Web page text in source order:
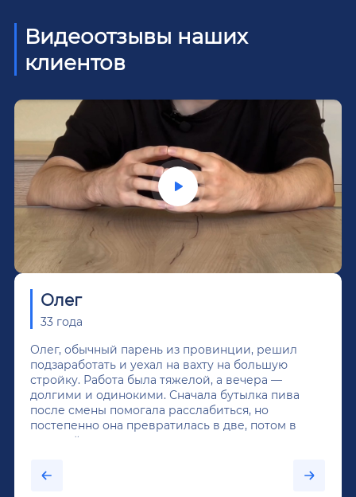
Видеоотзывы наших
клиентов
Олег
33 года
Олег, обычный парень из провинции, решил
подзаработать и уехал на вахту на большую
стройку. Работа была тяжелой, а вечера —
долгими и одинокими. Сначала бутылка пива
после смены помогала расслабиться, но
постепенно она превратилась в две, потом в
крепкий алкоголь, и вот он уже пил почти
было назначено кодирование по методу